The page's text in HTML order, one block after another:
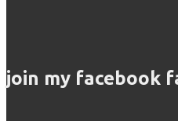
join my facebook